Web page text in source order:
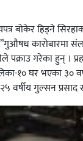
बोकेर हिड्ने
कारोबारमा
पक्राउ गरेका हुन् ।
१० घर भएका ३०
वर्षीय गुल्सन